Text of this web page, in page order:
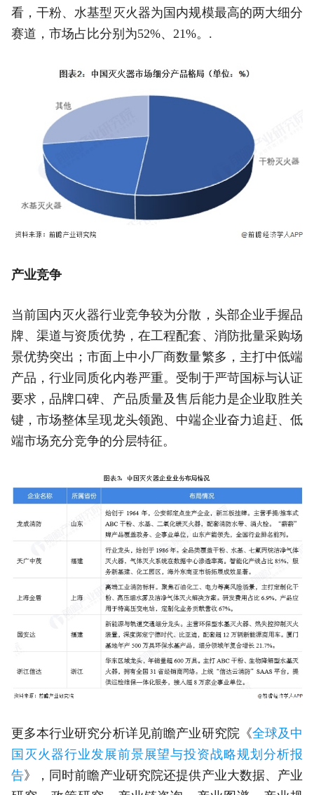
看，干粉、水基型灭火器为国内规模最高的两大细分
赛道，市场占比分别为52%、21%。.
产业竞争
当前国内灭火器行业竞争较为分散，头部企业手握品
牌、渠道与资质优势，在工程配套、消防批量采购场
景优势突出；市面上中小厂商数量繁多，主打中低端
产品，行业同质化内卷严重。受制于严苛国标与认证
要求，品牌口碑、产品质量及售后能力是企业取胜关
键，市场整体呈现龙头领跑、中端企业奋力追赶、低
端市场充分竞争的分层特征。
更多本行业研究分析详见前瞻产业研究院《全球及中
国灭火器行业发展前景展望与投资战略规划分析报
告》，同时前瞻产业研究院还提供产业大数据、产业